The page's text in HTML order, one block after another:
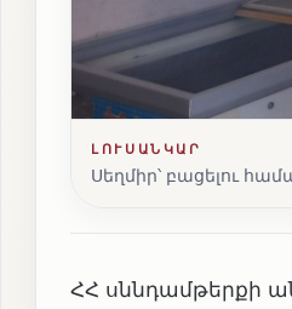
ԼՈՒՍԱՆԿԱՐ
Սեղմիր՝ բացելու
ՀՀ սննդամթերքի